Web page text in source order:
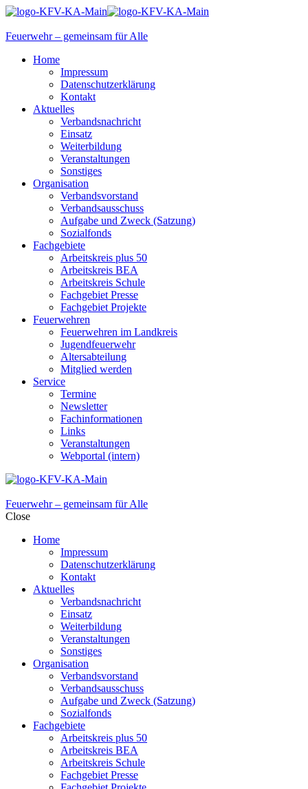
Feuerwehr – gemeinsam für Alle
Home
Impressum
Datenschutzerklärung
Kontakt
Aktuelles
Verbandsnachricht
Einsatz
Weiterbildung
Veranstaltungen
Sonstiges
Organisation
Verbandsvorstand
Verbandsausschuss
Aufgabe und Zweck (Satzung)
Sozialfonds
Fachgebiete
Arbeitskreis plus 50
Arbeitskreis BEA
Arbeitskreis Schule
Fachgebiet Presse
Fachgebiet Projekte
Feuerwehren
Feuerwehren im Landkreis
Jugendfeuerwehr
Altersabteilung
Mitglied werden
Service
Termine
Newsletter
Fachinformationen
Links
Veranstaltungen
Webportal (intern)
Feuerwehr – gemeinsam für Alle
Close
Home
Impressum
Datenschutzerklärung
Kontakt
Aktuelles
Verbandsnachricht
Einsatz
Weiterbildung
Veranstaltungen
Sonstiges
Organisation
Verbandsvorstand
Verbandsausschuss
Aufgabe und Zweck (Satzung)
Sozialfonds
Fachgebiete
Arbeitskreis plus 50
Arbeitskreis BEA
Arbeitskreis Schule
Fachgebiet Presse